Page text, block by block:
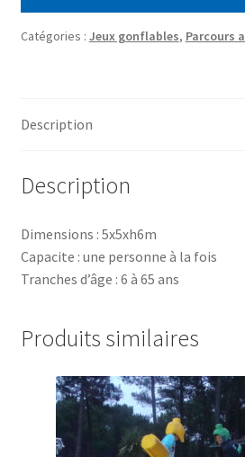
Catégories : Jeux gonflables, Parcours
Description
Description
Dimensions : 5x5xh6m
Capacite : une personne à la fois
Tranches d’âge : 6 à 65 ans
Produits similaires